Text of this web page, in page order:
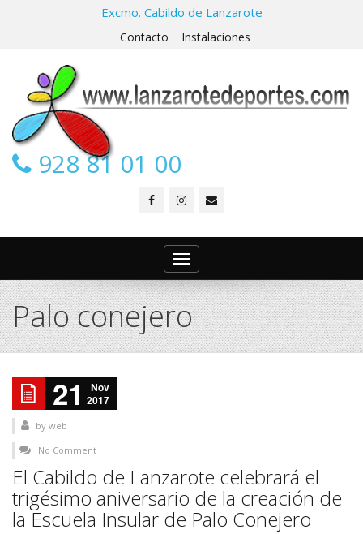
Excmo. Cabildo de Lanzarote
Contacto Instalaciones
928 81 01 00
Toggle
navigation
Palo conejero
21
Nov
2017
by web
No Comment
El Cabildo de Lanzarote celebrará el
trigésimo aniversario de la creación de
la Escuela Insular de Palo Conejero